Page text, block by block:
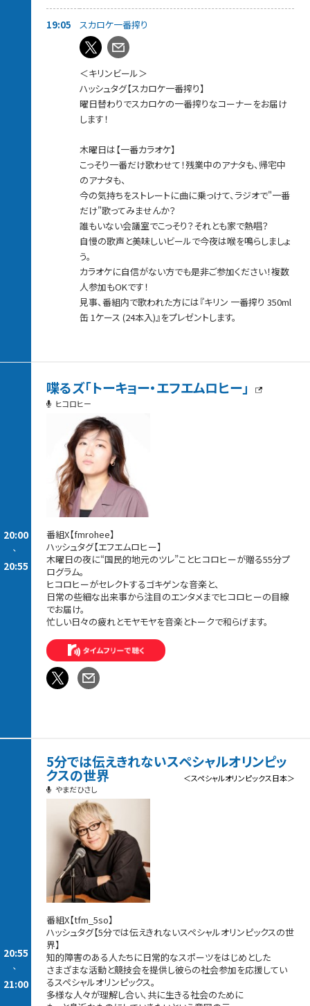
19:05 スカロケ一番搾り
＜キリンビール＞
ハッシュタグ【スカロケ一番搾り】
曜日替わりでスカロケの一番搾りなコーナーをお届け
します！
木曜日は【一番カラオケ】
こっそり一番だけ歌わせて！残業中のアナタも、帰宅中
のアナタも、
今の気持ちをストレートに曲に乗っけて、ラジオで"一番
だけ"歌ってみませんか？
誰もいない会議室でこっそり？それとも家で熱唱？
自慢の歌声と美味しいビールで今夜は喉を鳴らしましょ
う。
カラオケに自信がない方でも是非ご参加ください！複数
人参加もOKです！
見事、番組内で歌われた方には『キリン 一番搾り 350ml
缶 1ケース (24本入)』をプレゼントします。
20:00
-
20:55
喋るズ「トーキョー・エフエムロヒー」
ヒコロヒー
番組X【fmrohee】
ハッシュタグ【エフエムロヒー】
木曜日の夜に“国民的地元のツレ”ことヒコロヒーが贈る55分プ
ログラム。
ヒコロヒーがセレクトするゴキゲンな音楽と、
日常の些細な出来事から注目のエンタメまでヒコロヒーの目線
でお届け。
忙しい日々の疲れとモヤモヤを音楽とトークで和らげます。
20:55
-
21:00
5分では伝えきれないスペシャルオリンピッ
クスの世界
＜スペシャルオリンピックス日本＞
やまだひさし
番組X【tfm_5so】
ハッシュタグ【5分では伝えきれないスペシャルオリンピックスの世
界】
知的障害のある人たちに日常的なスポーツをはじめとした
さまざまな活動と競技会を提供し彼らの社会参加を応援してい
るスペシャルオリンピックス。
多様な人々が理解し合い、共に生きる社会のために